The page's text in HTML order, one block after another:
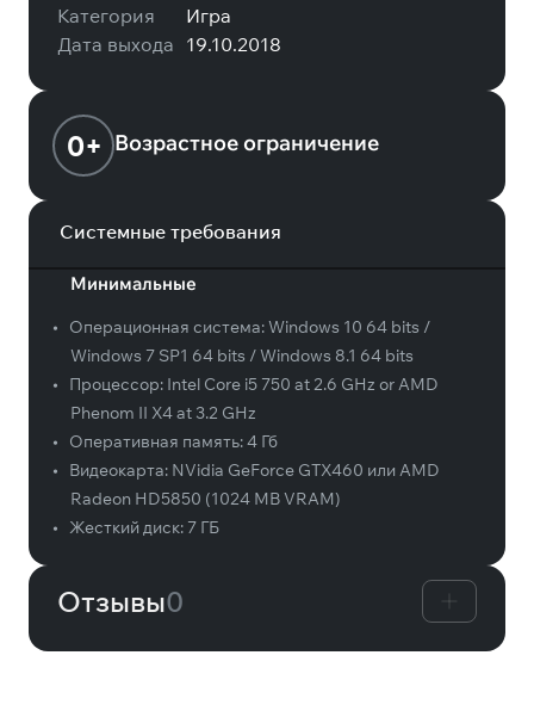
Категория
Игра
Дата выхода 19.10.2018
0+ Возрастное ограничение
Системные требования
Минимальные
• Операционная система:Windows 10 64 bits /
Windows 7 SP1 64 bits / Windows 8.1 64 bits
•
Процессор: Intel Core i5 750 at 2.6 GHz or AMD
Phenom II X4 at 3.2 GHz
•
Оперативная память:4 Гб
•
Видеокарта: NVidia GeForce GTX460 или AMD
Radeon HD5850 (1024 MB VRAM)
•
Жесткий диск: 7 ГБ
Отзывы0